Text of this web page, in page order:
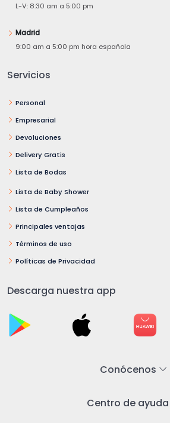
L-V: 8:30 am a 5:00 pm
Madrid
9:00 am a 5:00 pm hora española
Servicios
Personal
Empresarial
Devoluciones
Delivery Gratis
Lista de Bodas
Lista de Baby Shower
Lista de Cumpleaños
Principales ventajas
Términos de uso
Políticas de Privacidad
Descarga nuestra app
Conócenos
Centro de ayuda